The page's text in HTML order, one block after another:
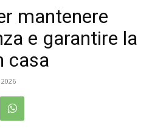
mantenere
e garantire la
casa